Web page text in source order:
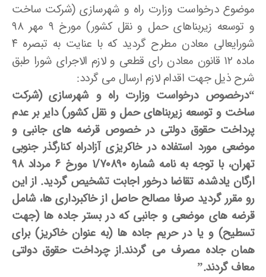
موضوع درخواست وزارت راه و شهرسازی (شرکت ساخت
و توسعه زیربناهای حمل و نقل کشور) مورخ ۹ مهر ۹۸
شورایعالی معادن مطرح گردید که با عنایت به تبصره ۴
ماده ۱۲ قانون معادن رای قطعی و لازم الاجرای شورا طبق
شرح ذیل جهت اقدام لازم ارسال می گردد:
“درخصوص درخواست وزارت راه و شهرسازی (شرکت
ساخت و توسعه زیربناهای حمل و نقل کشور) دایر بر عدم
پرداخت حقوق دولتی در خصوص قرضه های جانبی و
موضعی مورد استفاده در خاکریزی آزادراه کنارگذر جنوبی
تهران، با توجه به نامه شماره ۱/۷۰۸۹۰ مورخ ۶ مرداد ۹۸
ارگان یادشده، تقاضا درخور اجابت تشخیص گردید. از این
رو مقرر گردید صرفا مصالح حاصل از خاکبرداری ها، شامل
قرضه های موضعی و جانبی که در بستر جاده ها (جهت
تسطیح) و یا در حریم جاده ها (به عنوان خاکریز) برای
همان جاده مصرف می گردند.از چرداخت حقوق دولتی
معاف گردند.”